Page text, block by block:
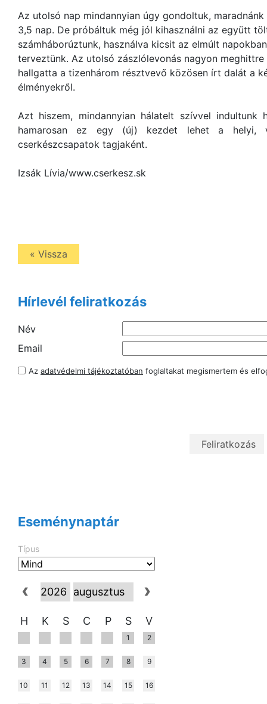
Az utolsó nap mindannyian úgy gondoltuk,
3,5 nap. De próbáltuk még jól kihasználni az együtt
számháborúztunk, használva kicsit az elmúlt
terveztünk. Az utolsó zászlólevonás nagyon
hallgatta a tizenhárom résztvevő közösen írt dalát a
élményekről.
Azt hiszem, mindannyian hálatelt szívvel indultunk
hamarosan ez egy (új) kezdet lehet a helyi,
cserkészcsapatok tagjaként.
Izsák Lívia/www.cserkesz.sk
« Vissza
Hírlevél feliratkozás
Név
Email
Az adatvédelmi tájékoztatóban foglaltakat megismertem és
Eseménynaptár
Típus
H K S C P S V
1 2
3 4 5 6 7 8 9
10 11 12 13 14 15 16